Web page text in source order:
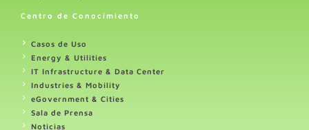
Centro de Conocimiento
Casos de Uso
Energy & Utilities
IT Infrastructure & Data Center
Industries & Mobility
eGovernment & Cities
Sala de Prensa
Noticias